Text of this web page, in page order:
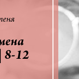
8-12